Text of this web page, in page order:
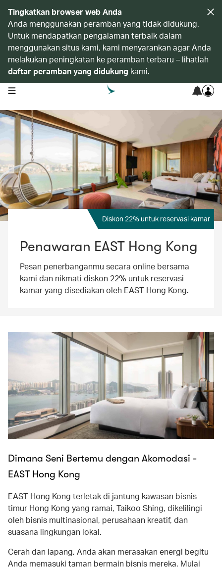
Tingkatkan browser web Anda
Anda menggunakan peramban yang tidak didukung.
Untuk mendapatkan pengalaman terbaik dalam
menggunakan situs kami, kami menyarankan agar Anda
melakukan peningkatan ke peramban terbaru – lihatlah
daftar peramban yang didukung kami.
open navigation menu
Diskon 22% untuk reservasi kamar
Penawaran EAST Hong Kong
Pesan penerbanganmu secara online bersama
kami dan nikmati diskon 22% untuk reservasi
kamar yang disediakan oleh EAST Hong Kong.
Dimana Seni Bertemu dengan Akomodasi -
EAST Hong Kong
EAST Hong Kong terletak di jantung kawasan bisnis
timur Hong Kong yang ramai, Taikoo Shing, dikelilingi
oleh bisnis multinasional, perusahaan kreatif, dan
suasana lingkungan lokal.
Cerah dan lapang, Anda akan merasakan energi begitu
Anda memasuki taman bermain bisnis mereka. Mulai